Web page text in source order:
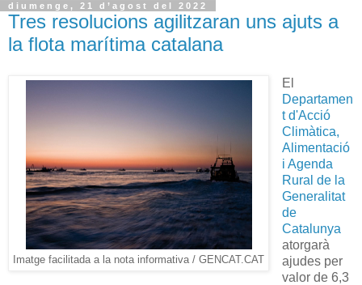
diumenge, 21 d’agost del 2022
Tres resolucions agilitzaran uns ajuts a
la flota marítima catalana
Imatge facilitada a la nota informativa / GENCAT.CAT
El
Departamen
t d'Acció
Climàtica,
Alimentació
i Agenda
Rural de la
Generalitat
de
Catalunya
atorgarà
ajudes per
valor de 6,3